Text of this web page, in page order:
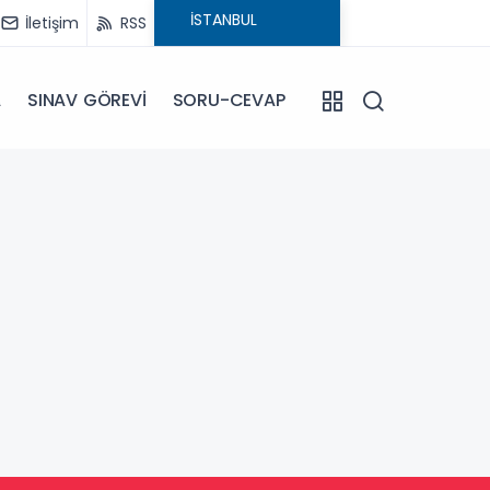
İletişim RSS
SINAV GÖREVİ SORU-CEVAP